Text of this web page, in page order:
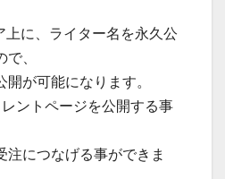
上に、ライター名を永久公
、
が可能になります。
ントページを公開する事
注につなげる事ができま